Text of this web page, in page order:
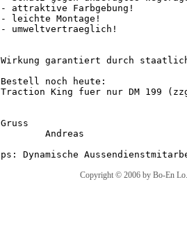
- attraktive Farbgebung!
- leichte Montage!
- umweltvertraeglich!
Wirkung garantiert durch
Bestell noch heute:
Traction King fuer nur DM 199
Gruss
Copyright © 2006 by Bo-En